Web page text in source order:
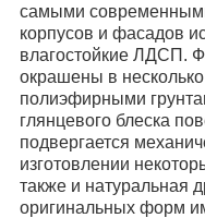
самыми
корпусов и фасадов
влагостойкие ЛДСП.
окрашены в
полиэфирными
глянцевого блеска
подвергается
изготовлении
также и натуральная
оригинальных форм